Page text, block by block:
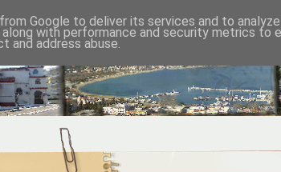
Google to deliver its services and to
with performance and security metrics to
and address abuse.